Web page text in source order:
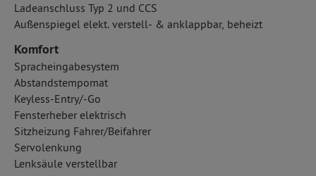
Ladeanschluss Typ 2 und CCS
Außenspiegel elekt. verstell- & anklappbar, beheizt
Komfort
Spracheingabesystem
Abstandstempomat
Keyless-Entry/-Go
Fensterheber elektrisch
Sitzheizung Fahrer/Beifahrer
Servolenkung
Lenksäule verstellbar